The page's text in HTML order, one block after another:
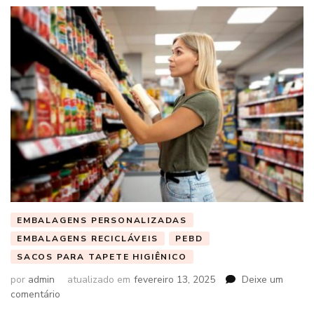
EMBALAGENS PERSONALIZADAS
EMBALAGENS RECICLÁVEIS
PEBD
SACOS PARA TAPETE HIGIÊNICO
por admin atualizado em fevereiro 13, 2025
Deixe um
comentário